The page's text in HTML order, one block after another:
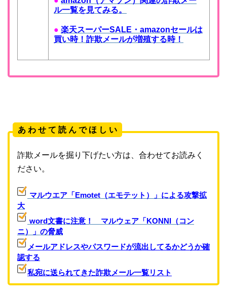
ル一覧を見てみる。
● 楽天スーパーSALE・amazonセールは
買い時！詐欺メールが増殖する時！
あ わ せ て 読 ん で ほ し い
詐欺メールを掘り下げたい方は、合わせてお読みく
ださい。
マルウエア「Emotet（エモテット）」による攻撃拡
大
word文書に注意！ マルウェア「KONNI（コン
ニ）」の脅威
メールアドレスやパスワードが流出してるかどうか確
認する
私宛に送られてきた詐欺メール一覧リスト